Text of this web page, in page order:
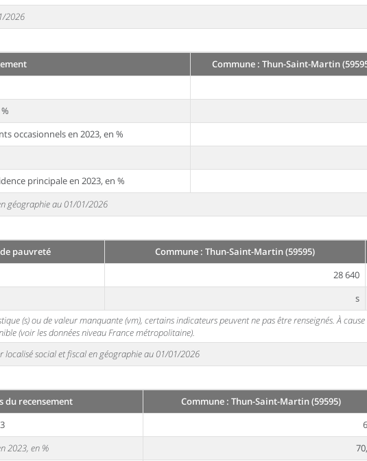
2026
Commune : Thun-Saint-Martin
occasionnels en 2023, en %
principale en 2023, en %
géographie au 01/01/2026
pauvreté Commune : Thun-Saint-Martin (59595)
28 640
s
(s) ou de valeur manquante (vm), certains indicateurs peuvent ne pas être renseignés. À
(voir les données niveau France métropolitaine).
localisé social et fiscal en géographie au 01/01/2026
du recensement Commune : Thun-Saint-Martin (59595)
2023, en %